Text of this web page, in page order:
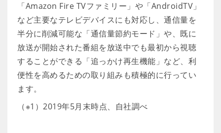
「Amazon Fire TVファミリー」や「AndroidTV」
など主要なテレビデバイスにも対応し、通信量を
半分に削減可能な「通信量節約モード」や、既に
放送が開始された番組を放送中でも最初から視聴
することができる「追っかけ再生機能」など、利
便性を高めるための取り組みも積極的に行ってい
ます。
（※1）2019年5月末時点、自社調べ